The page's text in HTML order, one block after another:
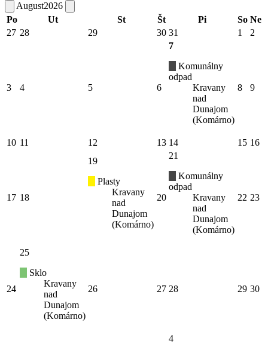
August2026
Po
Ut St Št Pi So Ne
27 28 29 30 31 1 2
3 4 5 6
7
Komunálny
odpad
Kravany
nad
Dunajom
(Komárno)
8 9
10 11 12 13 14 15 16
17 18
19
Plasty
Kravany
nad
Dunajom
(Komárno)
20
21
Komunálny
odpad
Kravany
nad
Dunajom
(Komárno)
22 23
24
25
Sklo
Kravany
nad
Dunajom
(Komárno)
26 27 28 29 30
4